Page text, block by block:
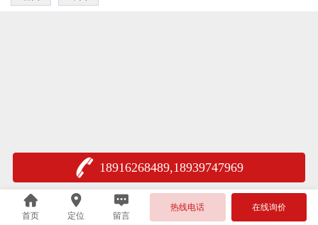
18916268489,18939747969
首页 定位 留言
热线电话 在线询价